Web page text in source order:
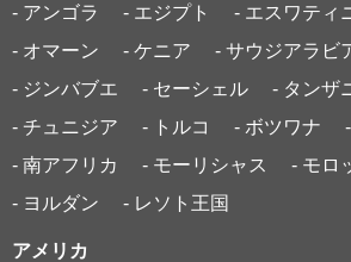
- アンゴラ
- エジプト
- エスワティ
- オマーン
- ケニア - サウジアラビ
- ジンバブエ
- セーシェル
- タンザ
- チュニジア
- トルコ - ボツワナ
- 南アフリカ
- モーリシャス
- モロ
- ヨルダン
- レソト王国
アメリカ